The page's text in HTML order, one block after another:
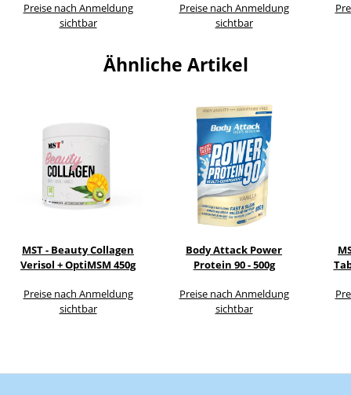
Preise nach Anmeldung
sichtbar
Preise nach Anmeldung
sichtbar
Ähnliche Artikel
MST - Beauty Collagen
Verisol + OptiMSM 450g
Preise nach Anmeldung
sichtbar
Body Attack Power
Protein 90 - 500g
Preise nach Anmeldung
sichtbar